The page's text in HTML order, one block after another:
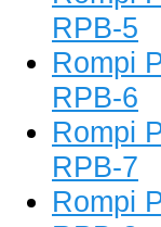
RPB-5
Rompi
RPB-6
Rompi
RPB-7
Rompi